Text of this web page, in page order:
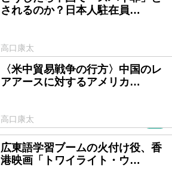
されるのか？日本人駐在員…
高口康太
〈米中貿易戦争の行方〉中国のレ
アアースに対するアメリカ…
高口康太
広東語学習ブームの火付け役、香
港映画「トワイライト・ウ…